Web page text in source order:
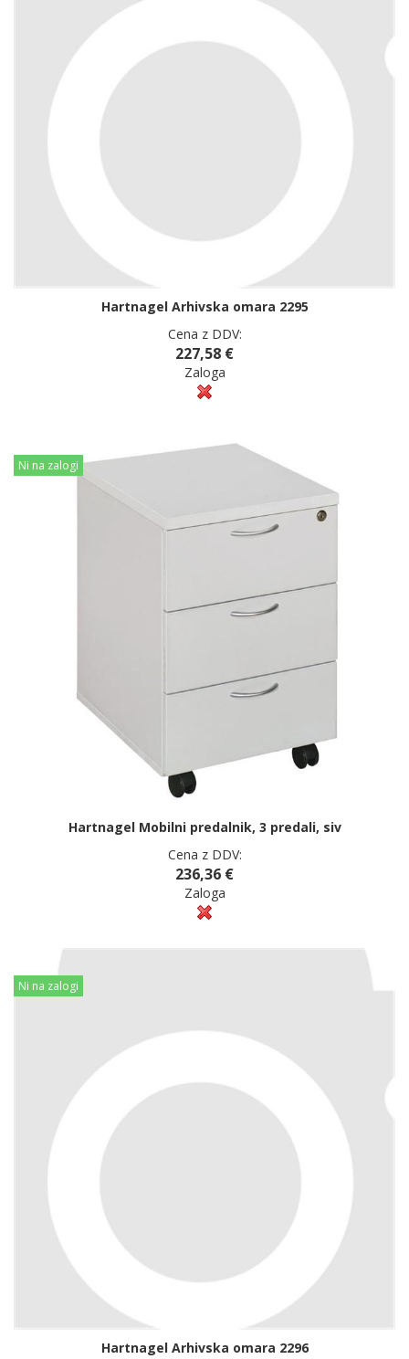
Hartnagel Arhivska omara 2295
Cena z DDV:
227,58 €
Zaloga
Ni na zalogi
Hartnagel Mobilni predalnik, 3 predali, siv
Cena z DDV:
236,36 €
Zaloga
Ni na zalogi
Hartnagel Arhivska omara 2296